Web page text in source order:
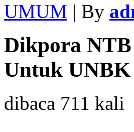
UMUM | By
Dikpora
Untuk UNBK
dibaca 711 kali